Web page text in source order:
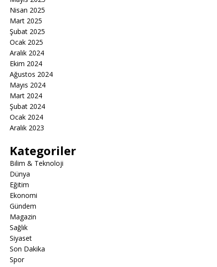
Nisan 2025
Mart 2025
Şubat 2025
Ocak 2025
Aralık 2024
Ekim 2024
Ağustos 2024
Mayıs 2024
Mart 2024
Şubat 2024
Ocak 2024
Aralık 2023
Kategoriler
Bilim & Teknoloji
Dünya
Eğitim
Ekonomi
Gündem
Magazin
Sağlık
Siyaset
Son Dakika
Spor